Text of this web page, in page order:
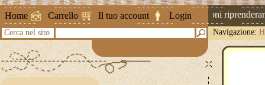
Home Carrello Il tuo account Login
Attenzione ! Le spedizioni
Cerca nel sito Navigazione: